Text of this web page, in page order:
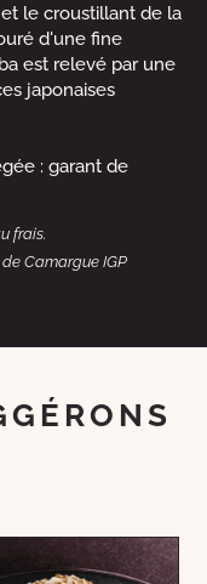
le croustillant de la
d'une fine
est relevé par une
japonaises
: garant de
frais.
Camargue IGP